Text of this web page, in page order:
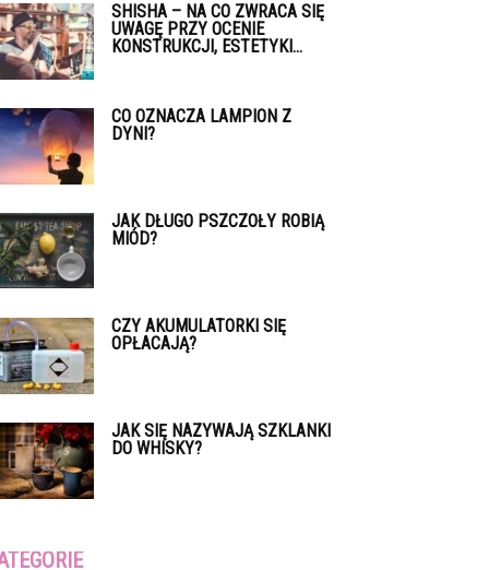
SHISHA – NA CO ZWRACA SIĘ
UWAGĘ PRZY OCENIE
KONSTRUKCJI, ESTETYKI...
CO OZNACZA LAMPION Z
DYNI?
JAK DŁUGO PSZCZOŁY ROBIĄ
MIÓD?
CZY AKUMULATORKI SIĘ
OPŁACAJĄ?
JAK SIĘ NAZYWAJĄ SZKLANKI
DO WHISKY?